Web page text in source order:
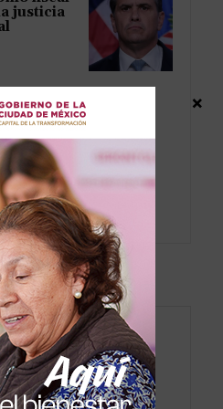
justicia
mil
si
×